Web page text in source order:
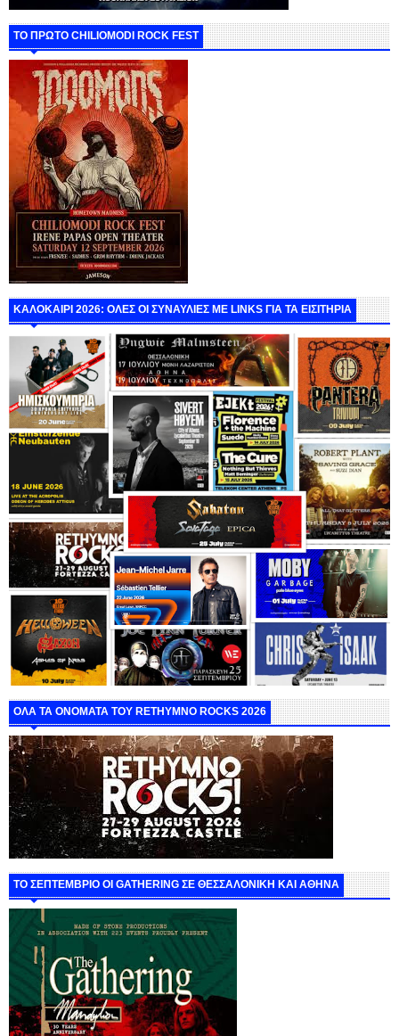
ΤΟ ΠΡΩΤΟ CHILIOMODI ROCK FEST
ΚΑΛΟΚΑΙΡΙ 2026: ΟΛΕΣ ΟΙ ΣΥΝΑΥΛΙΕΣ ΜΕ LINKS ΓΙΑ ΤΑ ΕΙΣΙΤΗΡΙΑ
ΟΛΑ ΤΑ ΟΝΟΜΑΤΑ ΤΟΥ RETHYMNO ROCKS 2026
ΤΟ ΣΕΠΤΕΜΒΡΙΟ ΟΙ GATHERING ΣΕ ΘΕΣΣΑΛΟΝΙΚΗ ΚΑΙ ΑΘΗΝΑ